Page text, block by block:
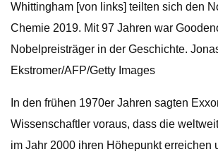
Whittingham [von links] teilten sich den
Chemie 2019. Mit 97 Jahren war
Nobelpreisträger in der Geschichte.
Ekstromer/AFP/Getty Images
In den frühen 1970er Jahren sagten
Wissenschaftler voraus, dass die
im Jahr 2000 ihren Höhepunkt erreichen